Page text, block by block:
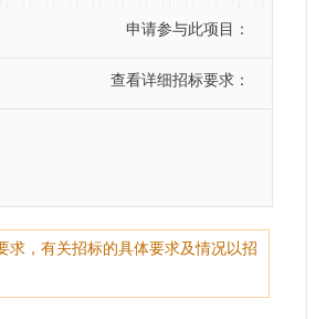
申请参与此项目：
查看详细招标要求：
求，有关招标的具体要求及情况以招